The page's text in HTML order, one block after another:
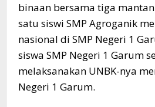
binaan bersama tiga
satu siswi SMP Agroganik
nasional di SMP Negeri 1
siswa SMP Negeri 1 Garum
melaksanakan UNBK-nya
Negeri 1 Garum.